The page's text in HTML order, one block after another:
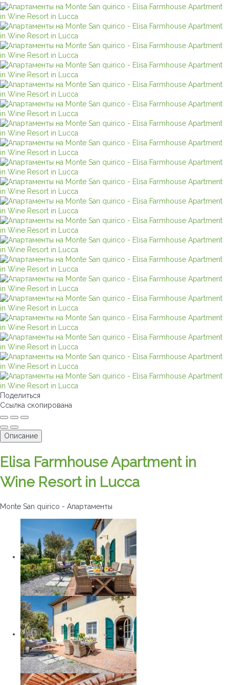
Поделиться
Ссылка скопирована
Описание
Elisa Farmhouse Apartment in
Wine Resort in Lucca
Monte San quirico - Апартаменты